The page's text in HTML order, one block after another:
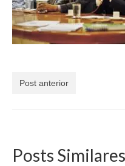
Currículo
Post anterior
Posts Similares